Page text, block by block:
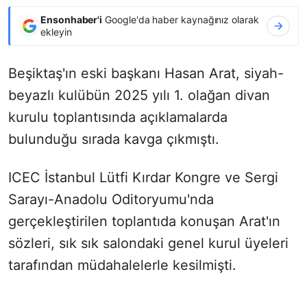
Ensonhaber'i Google'da haber kaynağınız olarak
ekleyin
Beşiktaş'ın eski başkanı Hasan Arat, siyah-
beyazlı kulübün 2025 yılı 1. olağan divan
kurulu toplantısında açıklamalarda
bulunduğu sırada kavga çıkmıştı.
ICEC İstanbul Lütfi Kırdar Kongre ve Sergi
Sarayı-Anadolu Oditoryumu'nda
gerçekleştirilen toplantıda konuşan Arat'ın
sözleri, sık sık salondaki genel kurul üyeleri
tarafından müdahalelerle kesilmişti.